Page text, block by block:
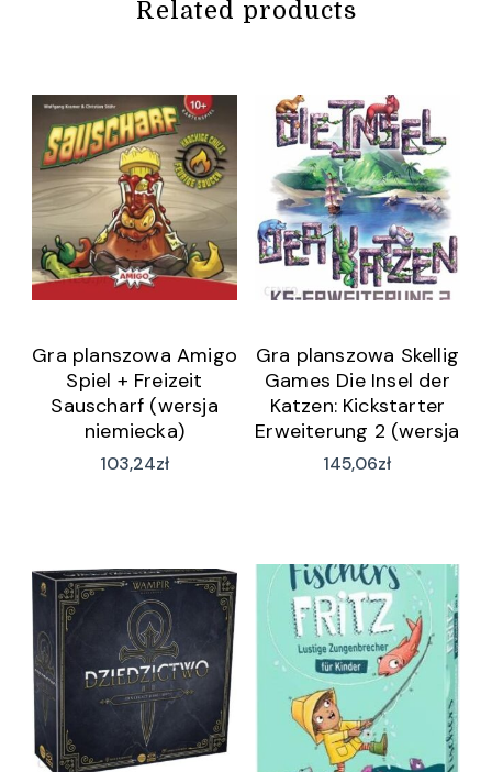
Related products
Gra planszowa Amigo
Spiel + Freizeit
Sauscharf (wersja
niemiecka)
103,24zł
Gra planszowa Skellig
Games Die Insel der
Katzen: Kickstarter
Erweiterung 2 (wersja
niemiecka)
145,06zł